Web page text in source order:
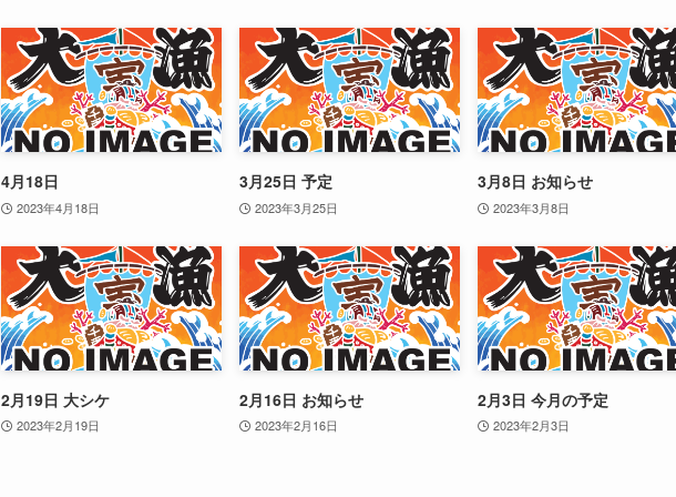
4月18日
2023年4月18日
3月25日 予定
2023年3月25日
3月8日 お知らせ
2023年3月8日
2月19日 大シケ
2023年2月19日
2月16日 お知らせ
2023年2月16日
2月3日 今月の予定
2023年2月3日